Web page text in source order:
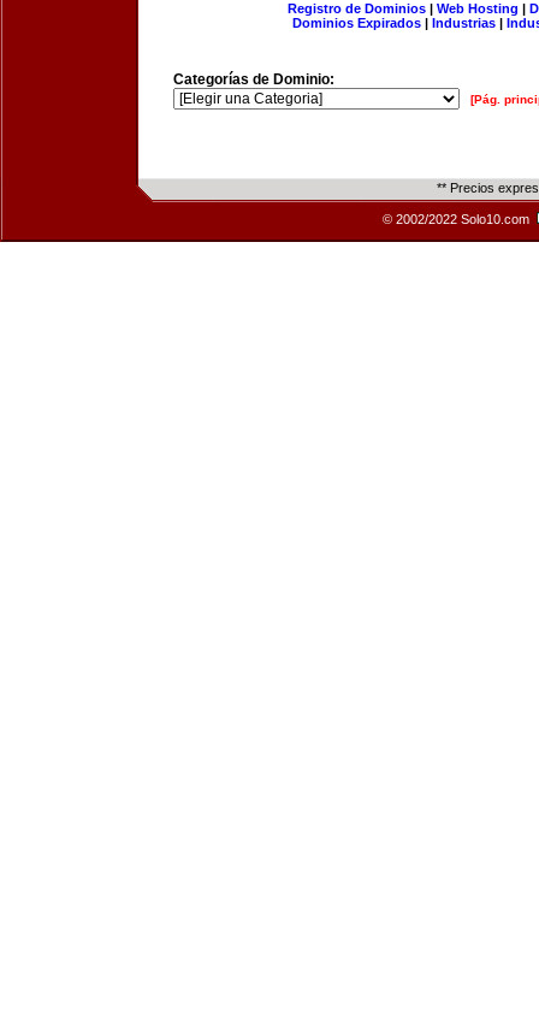
Registro de Dominios| Web Hosting |
Dominios Expirados | Industrias |
Categorías de Dominio:
[Pág.
** Precios
© 2002/2022 Solo10.com